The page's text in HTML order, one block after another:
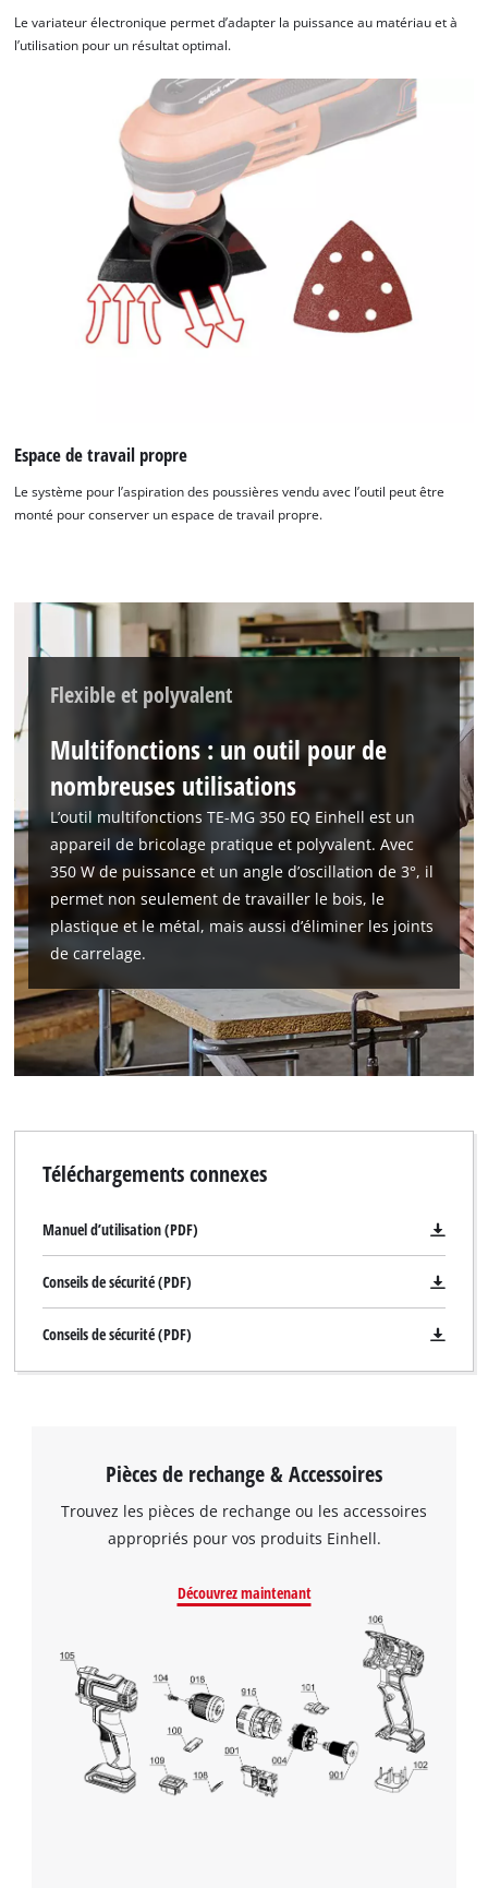
Nous avons besoin de ton accord pour
pouvoir charger Google Maps !
the site with their CMP to add this content
to the list of technologies used.
Powered byUsercentrics Consent
Management Platform
Le variateur électronique permet d’adapter la puissance au matériau et à
l’utilisation pour un résultat optimal.
Espace de travail propre
Le système pour l’aspiration des poussières vendu avec l’outil peut être
monté pour conserver un espace de travail propre.
Flexible et polyvalent
Multifonctions : un outil pour de
nombreuses utilisations
L’outil multifonctions TE-MG 350 EQ Einhell est un
appareil de bricolage pratique et polyvalent. Avec
350 W de puissance et un angle d’oscillation de 3°, il
permet non seulement de travailler le bois, le
plastique et le métal, mais aussi d’éliminer les joints
de carrelage.
Téléchargements connexes
Manuel d’utilisation (PDF)
Conseils de sécurité (PDF)
Conseils de sécurité (PDF)
Pièces de rechange & Accessoires
Trouvez les pièces de rechange ou les accessoires
appropriés pour vos produits Einhell.
Découvrez maintenant